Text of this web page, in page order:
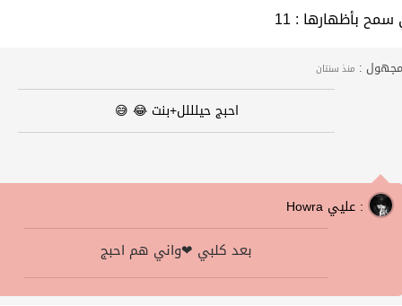
سمح بأظهارها
مجهول : منذ سنتان
احبج حيلللل+بنت 😂 😅
Howra عليي :
بعد كلبي ❤واني هم احبج